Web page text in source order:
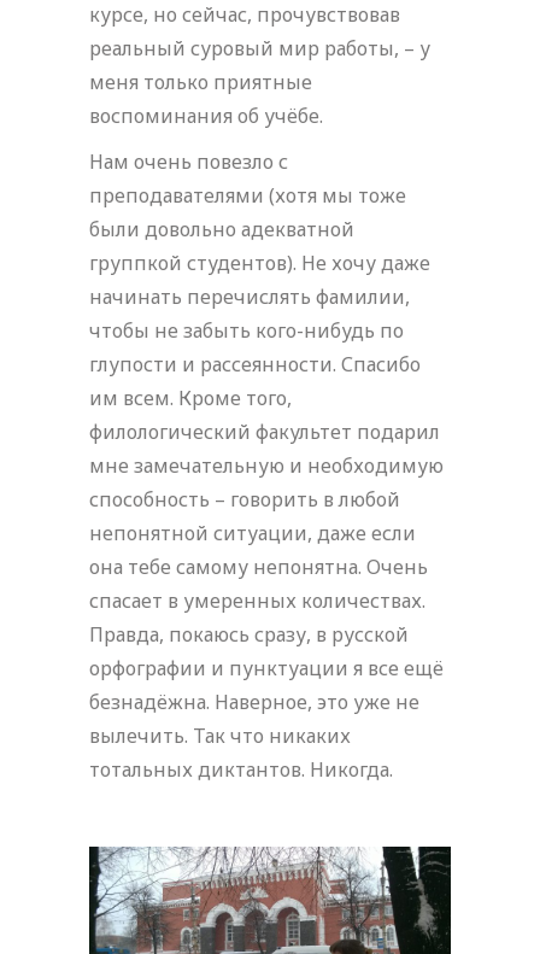
курсе, но сейчас, прочувствовав
реальный суровый мир работы, – у
меня только приятные
воспоминания об учёбе.
Нам очень повезло с
преподавателями (хотя мы тоже
были довольно адекватной
группкой студентов). Не хочу даже
начинать перечислять фамилии,
чтобы не забыть кого-нибудь по
глупости и рассеянности. Спасибо
им всем. Кроме того,
филологический факультет подарил
мне замечательную и необходимую
способность – говорить в любой
непонятной ситуации, даже если
она тебе самому непонятна. Очень
спасает в умеренных количествах.
Правда, покаюсь сразу, в русской
орфографии и пунктуации я все ещё
безнадёжна. Наверное, это уже не
вылечить. Так что никаких
тотальных диктантов. Никогда.